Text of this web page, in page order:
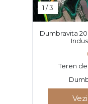
1 /3
Dumbravita
Teren